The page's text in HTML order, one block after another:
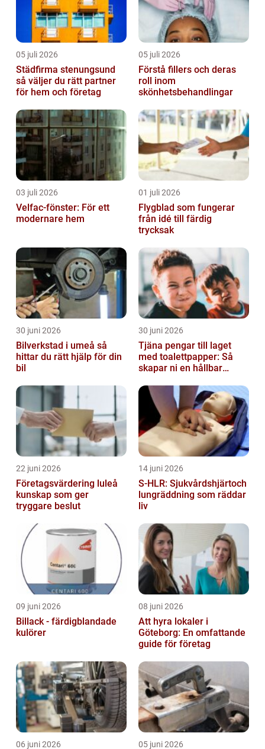
05 juli 2026
Städfirma stenungsund
så väljer du rätt partner
för hem och företag
05 juli 2026
Förstå fillers och deras
roll inom
skönhetsbehandlingar
03 juli 2026
Velfac-fönster: För ett
modernare hem
01 juli 2026
Flygblad som fungerar
från idé till färdig
trycksak
30 juni 2026
Bilverkstad i umeå så
hittar du rätt hjälp för din
bil
30 juni 2026
Tjäna pengar till laget
med toalettpapper: Så
skapar ni en hållbar
22 juni 2026
Företagsvärdering luleå
kunskap som ger
tryggare beslut
14 juni 2026
S-HLR: Sjukvårdshjärtoch
lungräddning som räddar
liv
09 juni 2026
Billack - färdigblandade
kulörer
08 juni 2026
Att hyra lokaler i
Göteborg: En omfattande
guide för företag
06 juni 2026 05 juni 2026